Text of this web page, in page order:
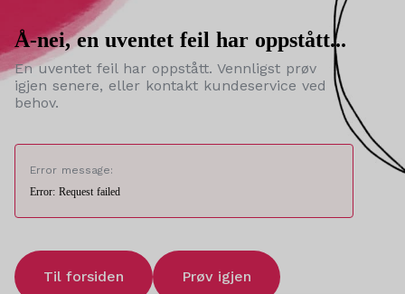
Å-nei, en uventet feil har oppstått...
En uventet feil har oppstått. Vennligst prøv
igjen senere, eller kontakt kundeservice ved
behov.
Error message:
Error: Request failed
Til forsiden Prøv igjen